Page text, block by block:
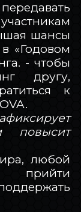
шансы
«Годовом
- чтобы
другу,
к
повысит
любой